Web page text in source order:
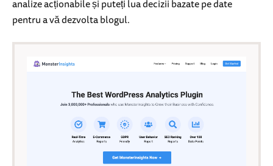
analize acționabile și puteți lua decizii bazate pe date
pentru a vă dezvolta blogul.